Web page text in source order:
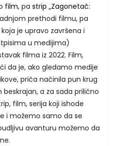
film, pa strip „Zagonetač:
prethodi filmu, pa
je upravo završena i
u medijima)
filma iz 2022. Film,
da je, ako gledamo medije
priča načinila pun krug
a za sada prilično
film, serija koji ishode
i možemo samo da se
avanturu možemo da